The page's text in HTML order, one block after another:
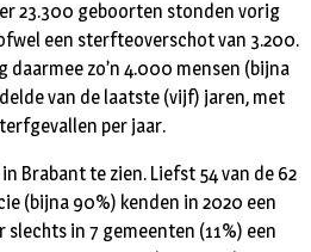
23.300 geboorten stonden vorig
een sterfteoverschot van 3.200.
daarmee zo’n 4.000 mensen (bijna
van de laatste (vijf) jaren, met
per jaar.
Brabant te zien. Liefst 54 van de 62
(bijna 90%) kenden in 2020 een
in 7 gemeenten (11%) een